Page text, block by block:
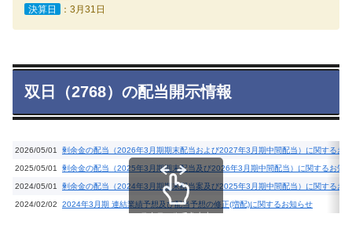
決算日
：3月31日
双日（2768）の配当開示情報
2026/05/01 剰余金の配当（2026年3月期期末配当および2027年3月期中間配当）に関するお
2025/05/01 剰余金の配当（2025年3月期期末配当及び2026年3月期中間配当）に関するお知
2024/05/01 剰余金の配当（2024年3月期期末配当案及び2025年3月期中間配当）に関するお
2024/02/02
2024年3月期 連結業績予想及び配当予想の修正(増配)に関するお知らせ
スクロールできます